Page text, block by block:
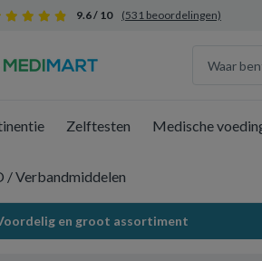
9.6 / 10 (531 beoordelingen)
Zelftesten Medische
/ Verbandmiddelen
en groot assortiment